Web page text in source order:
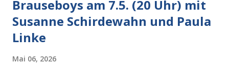
Brauseboys am 7.5. (20 Uhr) mit
Susanne Schirdewahn und Paula
Linke
Mai 06, 2026